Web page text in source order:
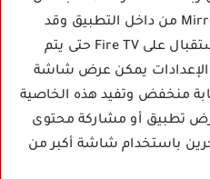
شبكة Wi-Fi ثم تشغيل خيار Mirror من داخل التطبيق وقد
يطلب التطبيق تنزيل تطبيق استقبال على Fire TV حتى يتم
الإعدادات يمكن عرض شاشة
منخفض وتفيد هذه الخاصية
تطبيق أو مشاركة محتوى
باستخدام شاشة أكبر من